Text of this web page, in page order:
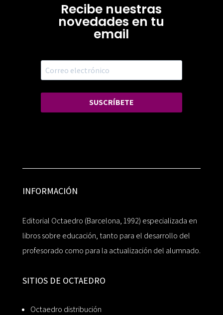
Recibe nuestras
novedades en tu
email
SUSCRÍBETE
INFORMACIÓN
Editorial Octaedro (Barcelona, 1992) especializada en
libros sobre educación, tanto para el desarrollo del
profesorado como para la actualización del alumnado.
SITIOS DE OCTAEDRO
Octaedro distribución